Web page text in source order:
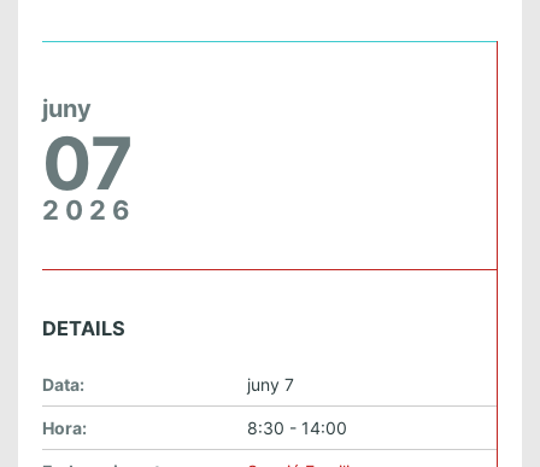
juny
07
2026
DETAILS
Data: juny 7
Hora: 8:30 - 14:00